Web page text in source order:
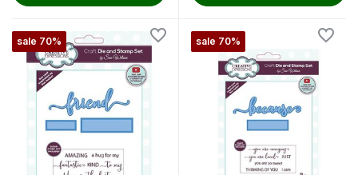
sale 70% sale 70%